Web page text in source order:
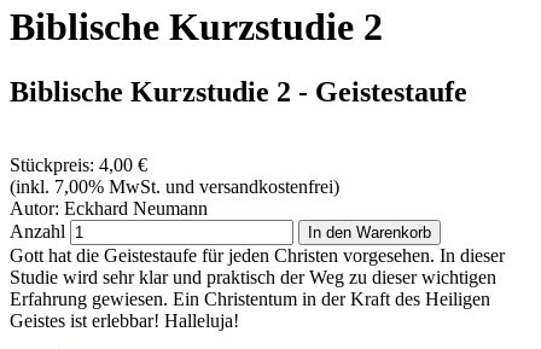
Biblische Kurzstudie 2
Biblische Kurzstudie 2 - Geistestaufe
Stückpreis: 4,00 €
(inkl. 7,00% MwSt. und versandkostenfrei)
Autor: Eckhard Neumann
Anzahl
Gott hat die Geistestaufe für jeden Christen vorgesehen. In dieser
Studie wird sehr klar und praktisch der Weg zu dieser wichtigen
Erfahrung gewiesen. Ein Christentum in der Kraft des Heiligen
Geistes ist erlebbar! Halleluja!